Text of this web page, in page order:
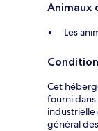
Animaux
Les
Cet
fourni dans
industrielle
général